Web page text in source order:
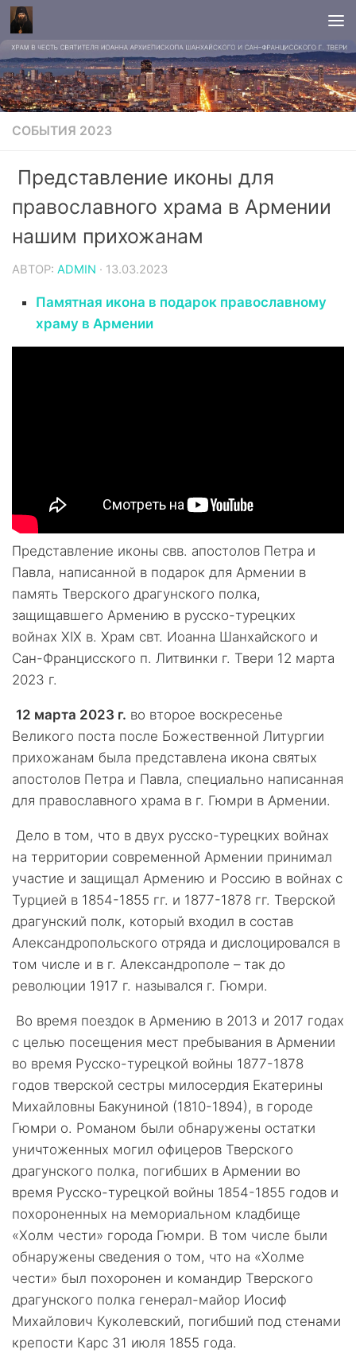
СОБЫТИЯ 2023
Представление иконы для
православного храма в Армении
нашим прихожанам
АВТОР: ADMIN · 13.03.2023
Памятная икона в подарок православному
храму в Армении
Представление иконы свв. апостолов Петра и
Павла, написанной в подарок для Армении в
память Тверского драгунского полка,
защищавшего Армению в русско-турецких
войнах ХIХ в. Храм свт. Иоанна Шанхайского и
Сан-Францисского п. Литвинки г. Твери 12 марта
2023 г.
12 марта 2023 г. во второе воскресенье
Великого поста после Божественной Литургии
прихожанам была представлена икона святых
апостолов Петра и Павла, специально написанная
для православного храма в г. Гюмри в Армении.
Дело в том, что в двух русско-турецких войнах
на территории современной Армении принимал
участие и защищал Армению и Россию в войнах с
Турцией в 1854-1855 гг. и 1877-1878 гг. Тверской
драгунский полк, который входил в состав
Александропольского отряда и дислоцировался в
том числе и в г. Александрополе – так до
революции 1917 г. назывался г. Гюмри.
Во время поездок в Армению в 2013 и 2017 годах
с целью посещения мест пребывания в Армении
во время Русско-турецкой войны 1877-1878
годов тверской сестры милосердия Екатерины
Михайловны Бакуниной (1810-1894), в городе
Гюмри о. Романом были обнаружены остатки
уничтоженных могил офицеров Тверского
драгунского полка, погибших в Армении во
время Русско-турецкой войны 1854-1855 годов и
похороненных на мемориальном кладбище
«Холм чести» города Гюмри. В том числе были
обнаружены сведения о том, что на «Холме
чести» был похоронен и командир Тверского
драгунского полка генерал-майор Иосиф
Михайлович Куколевский, погибший под стенами
крепости Карс 31 июля 1855 года.